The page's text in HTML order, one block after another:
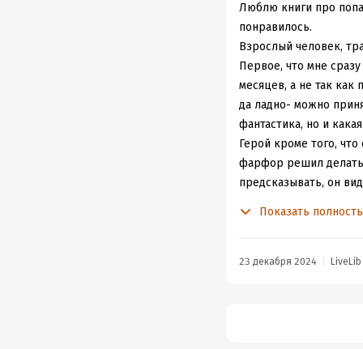
Люблю книги про
понравилось.
Взрослый человек,
Первое, что мне
месяцев, а не так как
да ладно- можно
фантастика, но и
Герой кроме того,
фарфор решил
предсказывать, он
здесь всего слишком,
Показать
23 декабря 2024 LiveLib